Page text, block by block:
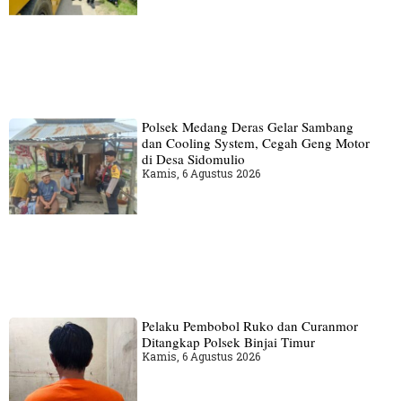
Polsek Medang Deras Gelar Sambang
dan Cooling System, Cegah Geng Motor
di Desa Sidomulio
Kamis, 6 Agustus 2026
Pelaku Pembobol Ruko dan Curanmor
Ditangkap Polsek Binjai Timur
Kamis, 6 Agustus 2026